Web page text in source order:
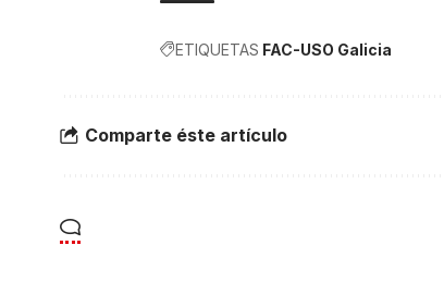
ETIQUETAS FAC-USO Galicia
Comparte éste artículo